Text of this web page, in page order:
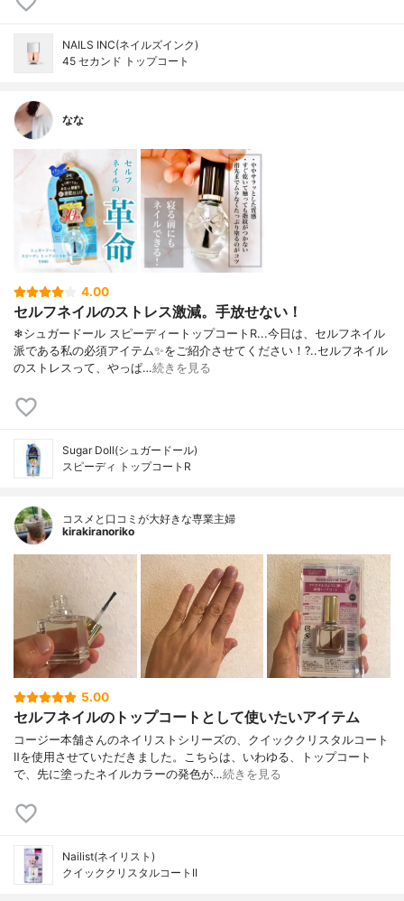
NAILS INC(ネイルズインク)
45 セカンド トップコート
なな
4.00
セルフネイルのストレス激減。手放せない！
❄シュガードール スピーディートップコートR...今日は、セルフネイル
派である私の必須アイテム✨をご紹介させてください！?..セルフネイル
のストレスって、やっぱ…続きを見る
Sugar Doll(シュガードール)
スピーディ トップコートR
コスメと口コミが大好きな専業主婦
kirakiranoriko
5.00
セルフネイルのトップコートとして使いたいアイテム
コージー本舗さんのネイリストシリーズの、クイッククリスタルコート
Ⅱを使用させていただきました。こちらは、いわゆる、トップコート
で、先に塗ったネイルカラーの発色が…続きを見る
Nailist(ネイリスト)
クイッククリスタルコートII